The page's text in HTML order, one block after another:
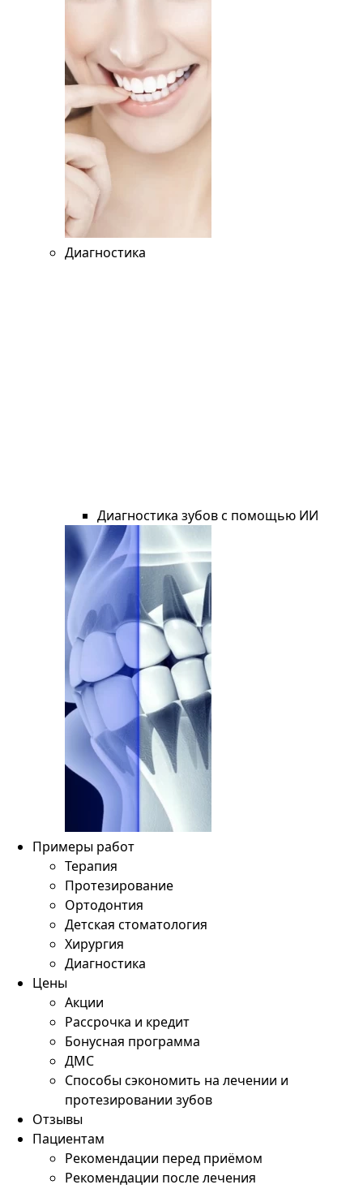
Диагностика
Диагностика зубов с помощью ИИ
Примеры работ
Терапия
Протезирование
Ортодонтия
Детская стоматология
Хирургия
Диагностика
Цены
Акции
Рассрочка и кредит
Бонусная программа
ДМС
Способы сэкономить на лечении и
протезировании зубов
Отзывы
Пациентам
Рекомендации перед приёмом
Рекомендации после лечения